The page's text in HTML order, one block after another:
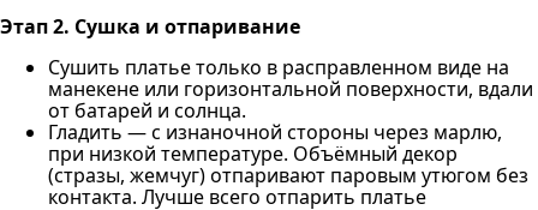
Этап 2. Сушка и отпаривание
Сушить платье только в расправленном виде на
манекене или горизонтальной поверхности, вдали
от батарей и солнца.
Гладить — с изнаночной стороны через марлю,
при низкой температуре. Объёмный декор
(стразы, жемчуг) отпаривают паровым утюгом без
контакта. Лучше всего отпарить платье